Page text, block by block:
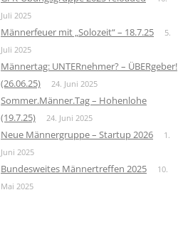
Juli 2025
Männerfeuer mit „Solozeit“ – 18.7.25
5.
Juli 2025
Männertag: UNTERnehmer? – ÜBERgeber!
(26.06.25)
24. Juni 2025
Sommer.Männer.Tag – Hohenlohe
(19.7.25)
24. Juni 2025
Neue Männergruppe – Startup 2026
1.
Juni 2025
Bundesweites Männertreffen 2025
10.
Mai 2025